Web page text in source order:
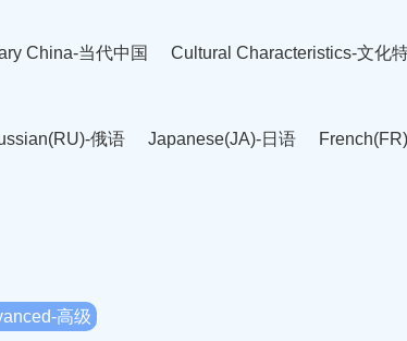
China-当代中国 Cultural Characteristics-文化
俄语 Japanese(JA)-日语
高级